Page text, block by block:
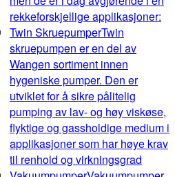
rekkeforskjellige applikasjoner:
Twin SkruepumperTwin
skruepumpen er en del av
Wangen sortiment innen
hygeniske pumper. Den er
utviklet for å sikre pålitelig
pumping av lav- og høy viskøse,
flyktige og gassholdige medium i
applikasjoner som har høye krav
til renhold og virkningsgrad